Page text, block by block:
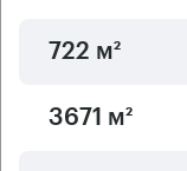
722 м²
3671 м²